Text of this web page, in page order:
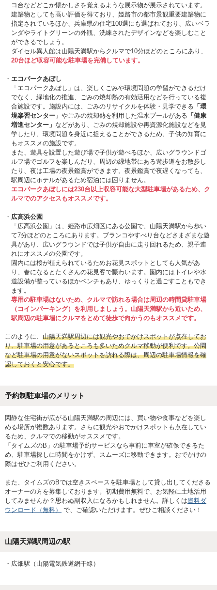
コ台などどこか懐かしさを覚えるような展示物が展示されています。
建築物としても高い評価を得ており、姫路市の都市景観重要建築物に
指定されているほか、兵庫県の住宅100選にも選ばれており、広いベラ
ンダやライトグリーンの外観、洗練されたデザインなどを楽しむこと
ができるでしょう。
ダイセル異人館は山陽天満駅からクルマで10分ほどのところにあり、
20台ほど収容可能な駐車場を完備しています。
エコパークあぼし
「エコパークあぼし」は、楽しくごみや環境問題の学習ができるだけ
でなく、緑地化の推進、ごみの焼却熱の有効活用などを行っている複
合施設です。施設内には、ごみのリサイクルを体験・見学できる 「環
境楽習センター」 やごみの焼却熱を利用した温水プールがある 「健康
増進センター」 などがあり、ごみの焼却施設や再資源化施設などを見
学したり、環境問題を身近に捉えることができるため、子供の知育に
もオススメの施設です。
また、遊具を設置した遊び場で子供が遊べるほか、広いグラウンドゴ
ルフ場でゴルフを楽しんだり、周辺の緑地帯にある遊歩道をお散歩し
たり、夜は工場の夜景鑑賞ができます。夜景鑑賞で夜遅くなっても、
駅周辺にホテルがあるため宿泊には困りません。
エコパークあぼしには230台以上収容可能な大型駐車場があるため、ク
ルマでのアクセスもオススメです。
広高浜公園
「広高浜公園」は、姫路市広畑区にある公園で、山陽天満駅から歩い
て7分ほどのところにあります。ブランコやすべり台などさまざまな遊
具があり、広いグラウンドでは子供が自由に走り回れるため、親子連
れにオススメの公園です。
園内には桜が植えられているためお花見スポットとしても人気があ
り、春になるとたくさんの花見客で賑わいます。園内にはトイレや水
道設備が整っているほかベンチもあり、ゆっくりと過ごすこともでき
ます。
専用の駐車場はないため、クルマで訪れる場合は周辺の時間貸駐車場
（コインパーキング）を利用しましょう。山陽天満駅から近いため、
駅周辺の駐車場にクルマをとめて徒歩で向かうのもオススメです。
このように、 山陽天満駅周辺には観光やおでかけスポットが点在してお
り、駐車場の用意があるところも多いためクルマ移動が便利です。公園
など駐車場の用意がないスポットを訪れる際は、周辺の駐車場情報を確
認しておくと安心です。
予約制駐車場のメリット
閑静な住宅街が広がる山陽天満駅の周辺には、買い物や食事などを楽し
める場所が複数あります。さらに観光やおでかけスポットも点在してい
るため、クルマでの移動がオススメです。
「タイムズのB」の駐車場予約サービスなら事前に車室が確保できるた
め、駐車場探しに時間をかけず、スムーズに移動できます。おでかけの
際はぜひご利用ください。
また、タイムズのBでは空きスペースを駐車場として貸し出してくださる
オーナーの方を募集しております。初期費用無料で、お気軽に土地活用
してみませんか？思わぬ副収入になるかもしれません。詳しくは資料ダ
ウンロード（無料）
で、ご確認いただけます。ぜひご相談ください！
山陽天満駅周辺の駅
・ 広畑駅（山陽電気鉄道網干線）